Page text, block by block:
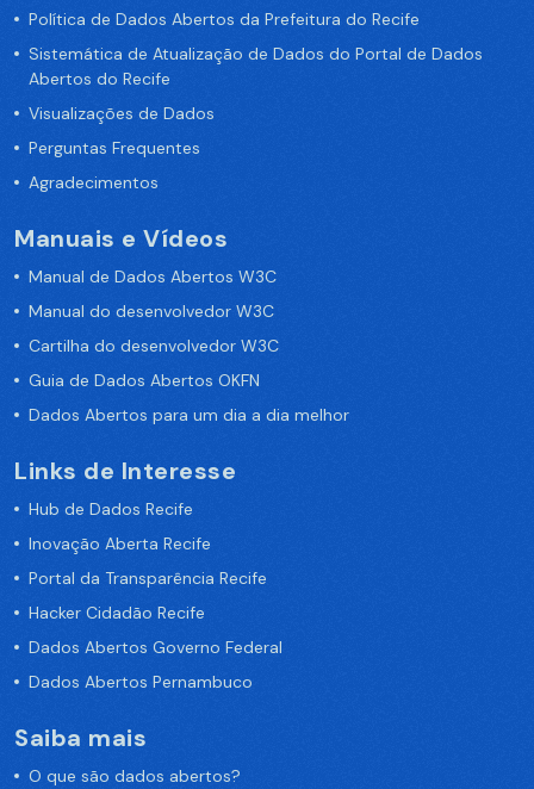
Política de Dados Abertos da Prefeitura do Recife
Sistemática de Atualização de Dados do Portal de Dados
Abertos do Recife
Visualizações de Dados
Perguntas Frequentes
Agradecimentos
Manuais e Vídeos
Manual de Dados Abertos W3C
Manual do desenvolvedor W3C
Cartilha do desenvolvedor W3C
Guia de Dados Abertos OKFN
Dados Abertos para um dia a dia melhor
Links de Interesse
Hub de Dados Recife
Inovação Aberta Recife
Portal da Transparência Recife
Hacker Cidadão Recife
Dados Abertos Governo Federal
Dados Abertos Pernambuco
Saiba mais
O que são dados abertos?